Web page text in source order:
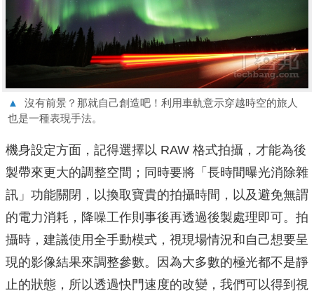
▲
沒有前景？那就自己創造吧！利用車軌意示穿越時空的旅人
也是一種表現手法。
機身設定方面，記得選擇以 RAW 格式拍攝，才能為後
製帶來更大的調整空間；同時要將「長時間曝光消除雜
訊」功能關閉，以換取寶貴的拍攝時間，以及避免無謂
的電力消耗，降噪工作則事後再透過後製處理即可。拍
攝時，建議使用全手動模式，視現場情況和自己想要呈
現的影像結果來調整參數。因為大多數的極光都不是靜
止的狀態，所以透過快門速度的改變，我們可以得到視